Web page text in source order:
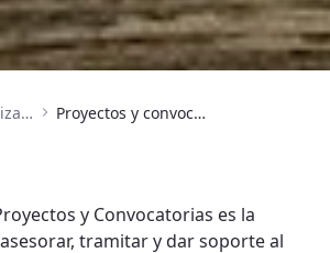
Gestión y organización Proyectos y convocatorias
y Convocatorias es la
tramitar y dar soporte al